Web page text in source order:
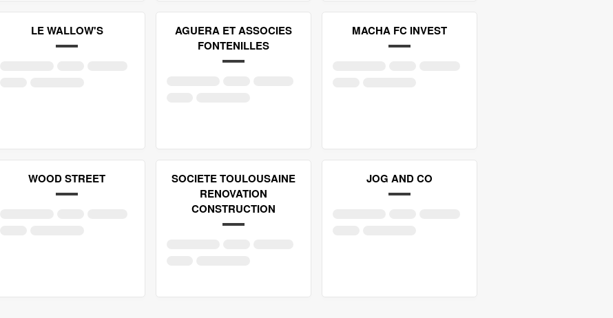
LE WALLOW'S
AGUERA ET ASSOCIES
FONTENILLES
MACHA FC INVEST
WOOD STREET
SOCIETE TOULOUSAINE
RENOVATION
CONSTRUCTION
JOG AND CO